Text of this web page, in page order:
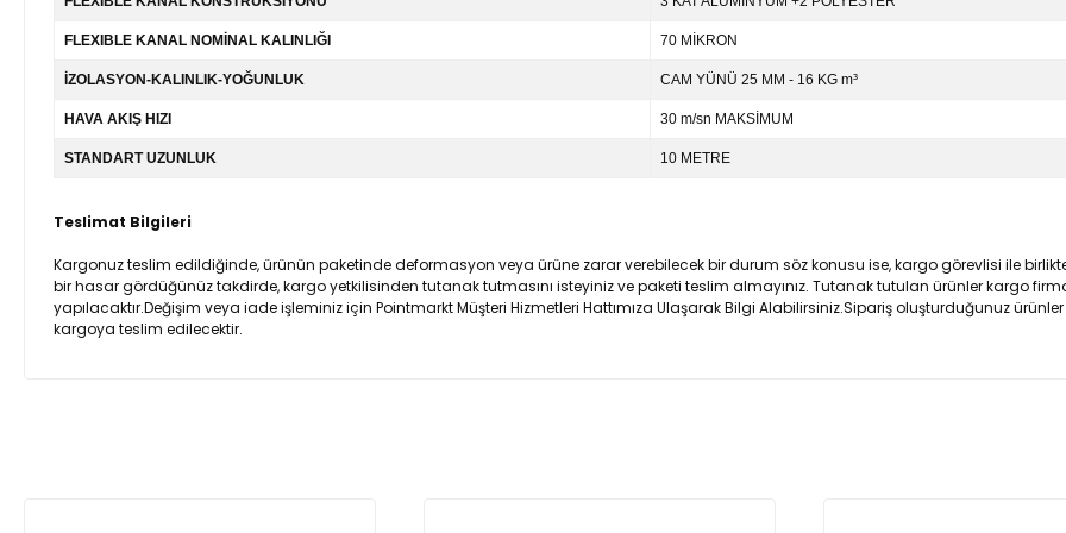
FLEXIBLE KANAL NOMİNAL KALINLIĞI 70 MİKRON
İZOLASYON-KALINLIK-YOĞUNLUK CAM YÜNÜ 25 MM - 16 KG m³
HAVA AKIŞ HIZI 30 m/sn MAKSİMUM
STANDART UZUNLUK 10 METRE
Teslimat Bilgileri
Kargonuz teslim edildiğinde, ürünün paketinde deformasyon veya ürüne zarar verebilecek bir durum söz konusu ise, kargo görevlisi ile
bir hasar gördüğünüz takdirde, kargo yetkilisinden tutanak tutmasını isteyiniz ve paketi teslim almayınız. Tutanak tutulan ürünler kargo
yapılacaktır.Değişim veya iade işleminiz için Pointmarkt Müşteri Hizmetleri Hattımıza Ulaşarak Bilgi Alabilirsiniz.Sipariş oluşturduğunuz
kargoya teslim edilecektir.